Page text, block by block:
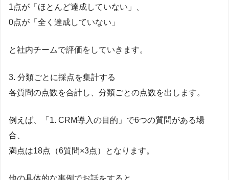
1点が「ほとんど達成していない」、
0点が「全く達成していない」
と社内チームで評価をしていきます。
3. 分類ごとに採点を集計する
各質問の点数を合計し、分類ごとの点数を出します。
例えば、「1. CRM導入の目的」で6つの質問がある場
合、
満点は18点（6質問×3点）となります。
他の具体的な事例でお話をすると、